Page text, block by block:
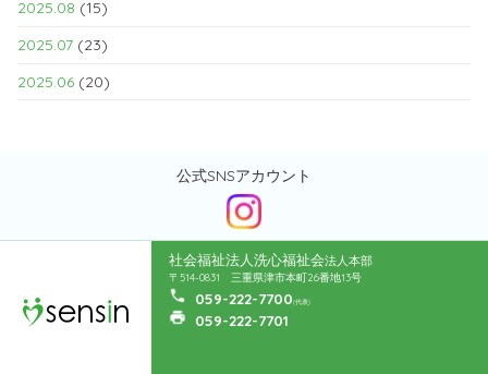
2025.08 (15)
2025.07 (23)
2025.06 (20)
公式SNSアカウント
社会福祉法人洗心福祉会法人本部
〒514-0831 三重県津市本町26番地13号
059-222-7700(代表)
059-222-7701